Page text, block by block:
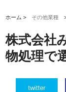
ホーム > その他業種
株式会社
物処理で
twitter